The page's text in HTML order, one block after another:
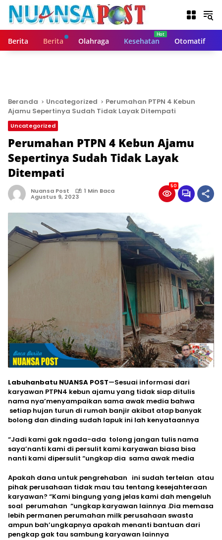
Berita Berita Olahraga Kesehatan Otomatif
Beranda Uncategorized
Perumahan PTPN 4 Kebun
Ajamu Sepertinya Sudah Tidak Layak Ditempati
Uncategorized
Perumahan PTPN 4 Kebun Ajamu
Sepertinya Sudah Tidak Layak
Ditempati
Nuansa Post 1 Min Baca
Agustus 9, 2023
50
Labuhanbatu NUANSA POST—Sesuai informasi dari
karyawan PTPN4 kebun ajamu yang tidak siap ditulis
nama nya’menyampaikan sama awak media bahwa
setiap hujan turun di rumah banjir akibat atap banyak
bolong dan dinding sudah lapuk ini lah kenyataannya
“Jadi kami gak ngada-ada tolong jangan tulis nama
saya’nanti kami di persulit kami karyawan biasa bisa
nanti kami dipersulit “ungkap dia sama awak media
Apakah dana untuk pengrehaban ini sudah tertelan atau
pihak perusahaan tidak mau tau tentang kesejahteraan
karyawan? “Kami bingung yang jelas kami dah mengeluh
soal perumahan “ungkap karyawan lainnya .Dia memasa
lebih permanen perumahan milk perusahaan swasta
ampun bah’ungkapnya apakah menanti bantuan dari
pengkap gak tau sambung karyawan lainnya